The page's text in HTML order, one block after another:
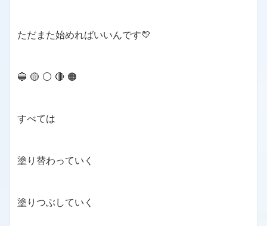
ただまた始めればいいんです💛
🔵 🟡 ⚪️ 🔴 🟠
すべては
塗り替わっていく
塗りつぶしていく